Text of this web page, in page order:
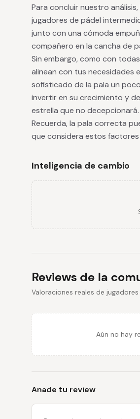
Para concluir nuestro análisis,
jugadores de pádel
junto con una cómoda
compañero en la cancha de
Sin embargo, como con
alinean con tus necesidades
sofisticado de la pala un
invertir en su crecimiento y
estrella que no decepcionará.
Recuerda, la pala correcta
que considera estos
Inteligencia de cambio
Reviews de la
Valoraciones reales de
Aún no hay
Anade tu review